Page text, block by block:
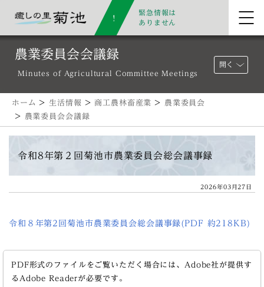
緊急情報は
ありません
農業委員会会議録
Minutes of Agricultural Committee Meetings
開く
ホーム >生活情報 >商工農林畜産業 > 農業委員会
>
農業委員会会議録
令和8年第２回菊池市農業委員会総会議事録
2026年03月27日
令和８年第2回菊池市農業委員会総会議事録(PDF 約218KB)
PDF形式のファイルをご覧いただく場合には、Adobe社が提供す
るAdobe Readerが必要です。